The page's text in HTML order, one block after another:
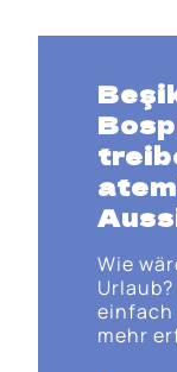
Wie
einfach
mehr